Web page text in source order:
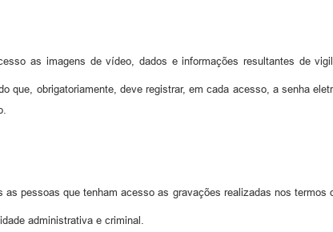
as imagens de vídeo, dados e informações resultantes de
que, obrigatoriamente, deve registrar, em cada acesso, a senha
as pessoas que tenham acesso as gravações realizadas nos
administrativa e criminal.